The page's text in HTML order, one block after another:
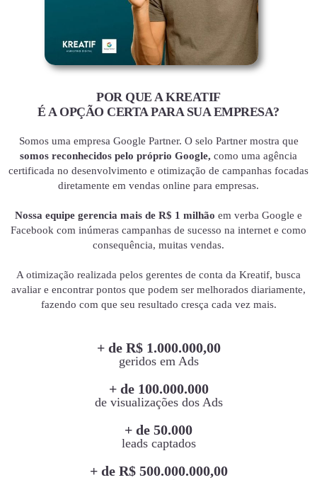
POR QUE A KREATIF
É A OPÇÃO CERTA PARA SUA EMPRESA?
Somos uma empresa Google Partner. O selo Partner mostra que
somos reconhecidos pelo próprio Google, como uma agência
certificada no desenvolvimento e otimização de campanhas focadas
diretamente em vendas online para empresas.
Nossa equipe gerencia mais de R$ 1 milhão em verba Google e
Facebook com inúmeras campanhas de sucesso na internet e como
consequência, muitas vendas.
A otimização realizada pelos gerentes de conta da Kreatif, busca
avaliar e encontrar pontos que podem ser melhorados diariamente,
fazendo com que seu resultado cresça cada vez mais.
+ de R$ 1.000.000,00
geridos em Ads
+ de 100.000.000
de visualizações dos Ads
+ de 50.000
leads captados
+ de R$ 500.000.000,00